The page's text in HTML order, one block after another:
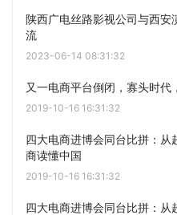
陕西广电丝路影视公司与西安
流
2023-06-14 08:31:32
又一电商平台倒闭，寡头时代
2019-10-16 16:31:32
四大电商进博会同台比拼：从
商读懂中国
2019-10-16 16:31:32
四大电商进博会同台比拼：从